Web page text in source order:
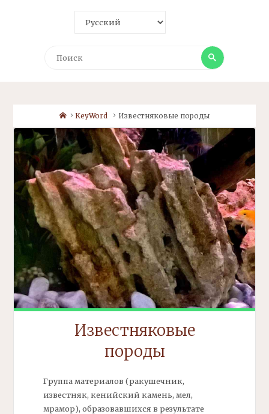
Поиск
HomeKeyWord Известняковые породы
Известняковые
породы
Группа материалов (ракушечник,
известняк, кенийский камень, мел,
мрамор), образовавшихся в результате